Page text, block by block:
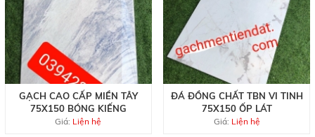
GẠCH CAO CẤP MIỀN TÂY
75X150 BÓNG KIẾNG
Giá: Liện hệ
ĐÁ ĐỒNG CHẤT TBN VI TINH
75X150 ỐP LÁT
Giá: Liện hệ